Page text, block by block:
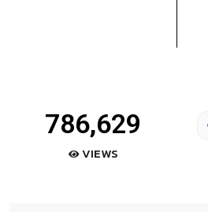
786,629
VIEWS